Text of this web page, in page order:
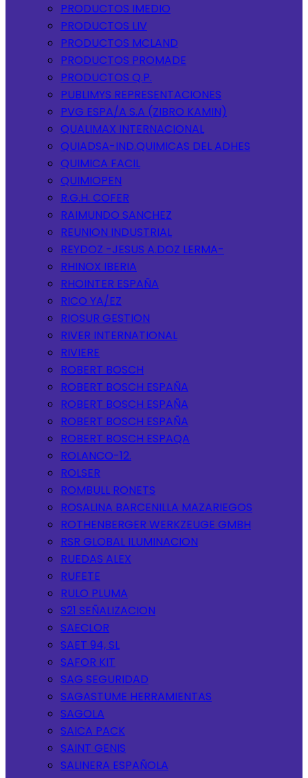
PRODUCTOS IMEDIO
PRODUCTOS LIV
PRODUCTOS MCLAND
PRODUCTOS PROMADE
PRODUCTOS Q.P.
PUBLIMYS REPRESENTACIONES
PVG ESPA/A S.A (ZIBRO KAMIN)
QUALIMAX INTERNACIONAL
QUIADSA-IND.QUIMICAS DEL ADHES
QUIMICA FACIL
QUIMIOPEN
R.G.H. COFER
RAIMUNDO SANCHEZ
REUNION INDUSTRIAL
REYDOZ -JESUS A.DOZ LERMA-
RHINOX IBERIA
RHOINTER ESPAÑA
RICO YA/EZ
RIOSUR GESTION
RIVER INTERNATIONAL
RIVIERE
ROBERT BOSCH
ROBERT BOSCH ESPAÑA
ROBERT BOSCH ESPAÑA
ROBERT BOSCH ESPAÑA
ROBERT BOSCH ESPAQA
ROLANCO-12.
ROLSER
ROMBULL RONETS
ROSALINA BARCENILLA MAZARIEGOS
ROTHENBERGER WERKZEUGE GMBH
RSR GLOBAL ILUMINACION
RUEDAS ALEX
RUFETE
RULO PLUMA
S21 SEÑALIZACION
SAECLOR
SAET 94, SL
SAFOR KIT
SAG SEGURIDAD
SAGASTUME HERRAMIENTAS
SAGOLA
SAICA PACK
SAINT GENIS
SALINERA ESPAÑOLA